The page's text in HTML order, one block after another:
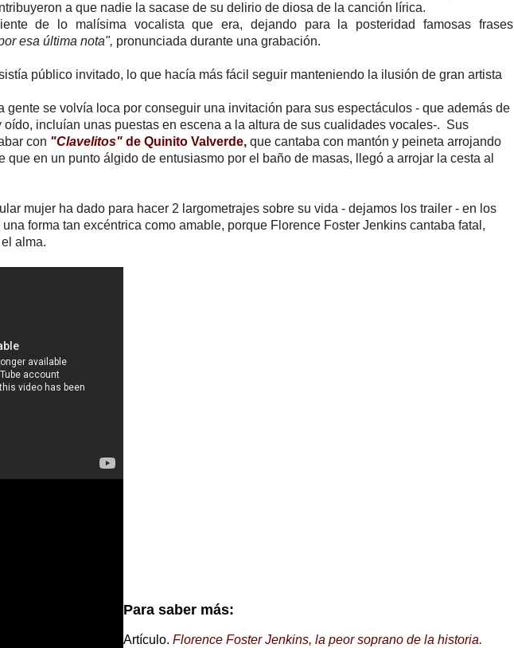
a que nadie la sacase de su delirio de diosa de la canción lírica.
de lo malísima vocalista que era, dejando para la posteridad famosas frases
esa última nota", pronunciada durante una grabación.
público invitado, lo que hacía más fácil seguir manteniendo la ilusión de gran artista
gente se volvía loca por conseguir una invitación para sus espectáculos - que además de
oído, incluían unas puestas en escena a la altura de sus cualidades vocales-. Sus
con "Clavelitos"de Quinito Valverde, que cantaba con mantón y peineta arrojando
que en un punto álgido de entusiasmo por el baño de masas, llegó a arrojar la cesta al
mujer ha dado para hacer 2 largometrajes sobre su vida - dejamos los trailer - en los
forma tan excéntrica como amable, porque Florence Foster Jenkins cantaba fatal,
alma.
Para saber más:
Artículo. Florence Foster Jenkins, la peor soprano de la historia.